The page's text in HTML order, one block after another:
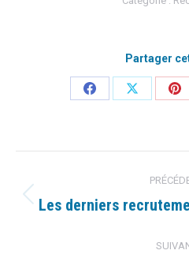
Partager
PartagerPartager
article
:
Les derniers